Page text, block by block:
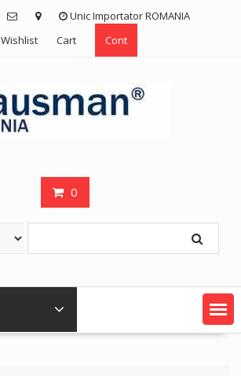
Unic Importator ROMANIA
Wishlist
Cart Cont
0